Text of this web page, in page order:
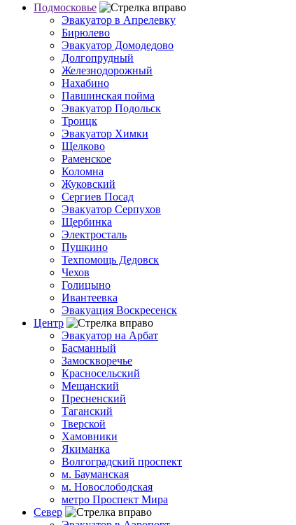
Подмосковье
Эвакуатор в Апрелевку
Бирюлево
Эвакуатор Домодедово
Долгопрудный
Железнодорожный
Нахабино
Павшинская пойма
Эвакуатор Подольск
Троицк
Эвакуатор Химки
Щелково
Раменское
Коломна
Жуковский
Сергиев Посад
Эвакуатор Серпухов
Щербинка
Электросталь
Пушкино
Техпомощь Дедовск
Чехов
Голицыно
Ивантеевка
Эвакуация Воскресенск
Центр
Эвакуатор на Арбат
Басманный
Замоскворечье
Красносельский
Мещанский
Пресненский
Таганский
Тверской
Хамовники
Якиманка
Волгоградский проспект
м. Бауманская
м. Новослободская
метро Проспект Мира
Север